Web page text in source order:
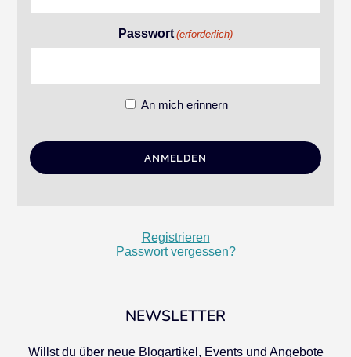
Passwort (erforderlich)
An mich erinnern
Registrieren
Passwort vergessen?
NEWSLETTER
Willst du über neue Blogartikel, Events und Angebote